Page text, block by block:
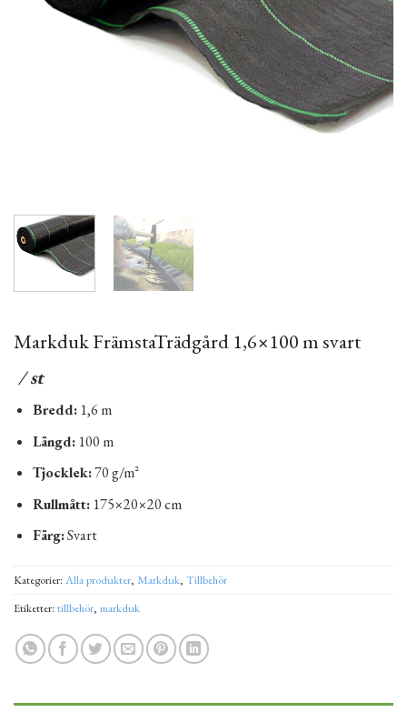
Markduk FrämstaTrädgård 1,6×100 m svart
/ st
Bredd:1,6 m
Längd:100 m
Tjocklek:70 g/m²
Rullmått:175×20×20 cm
Färg:Svart
Kategorier:Alla produkter, Markduk, Tillbehör
Etiketter:tillbehör, markduk